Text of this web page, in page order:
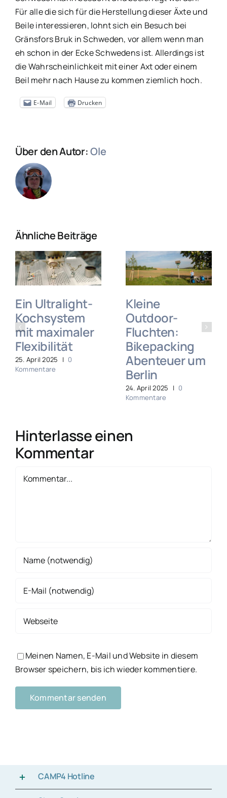
Für alle die sich für die Herstellung dieser Äxte und
Beile interessieren, lohnt sich ein Besuch bei
Gränsfors Bruk in Schweden, vor allem wenn man
eh schon in der Ecke Schwedens ist. Allerdings ist
die Wahrscheinlichkeit mit einer Axt oder einem
Beil mehr nach Hause zu kommen ziemlich hoch.
E-Mail Drucken
Über den Autor:Ole
Ähnliche Beiträge
Ein Ultralight-
Kochsystem
mit maximaler
Flexibilität
25. April 2025 | 0
Kommentare
Kleine
Outdoor-
Fluchten:
Bikepacking
Abenteuer um
Berlin
24. April 2025 | 0
Kommentare
Hinterlasse einen
Kommentar
Meinen Namen, E-Mail und Website in diesem
Browser speichern, bis ich wieder kommentiere.
CAMP4 Hotline